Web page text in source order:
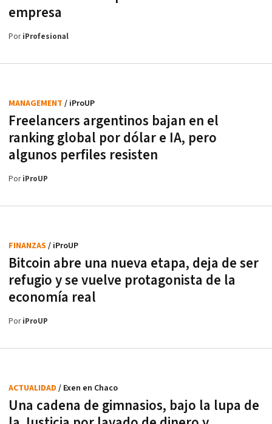
empresa
PoriProfesional
Freelancers argentinos bajan en el
ranking global por dólar e IA, pero
algunos perfiles resisten
MANAGEMENT / iProUP
PoriProUP
Bitcoin abre una nueva etapa, deja de ser
refugio y se vuelve protagonista de la
economía real
FINANZAS / iProUP
PoriProUP
Una cadena de gimnasios, bajo la lupa de
ACTUALIDAD / Exen en Chaco